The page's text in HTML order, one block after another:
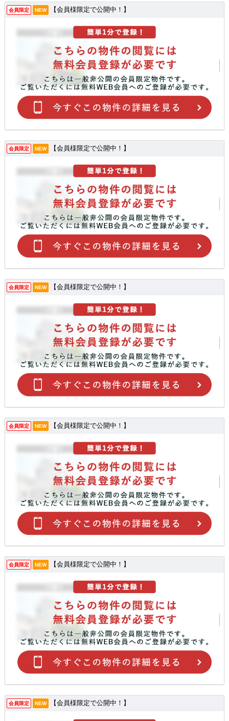
会員限定 NEW 【会員様限定で公開中！】
会員限定 NEW 【会員様限定で公開中！】
会員限定 NEW 【会員様限定で公開中！】
会員限定 NEW 【会員様限定で公開中！】
会員限定 NEW 【会員様限定で公開中！】
会員限定 NEW 【会員様限定で公開中！】